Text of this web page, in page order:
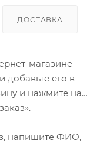
ДОСТАВКА
магазине
добавьте его в
и нажмите на
напишите ФИО,